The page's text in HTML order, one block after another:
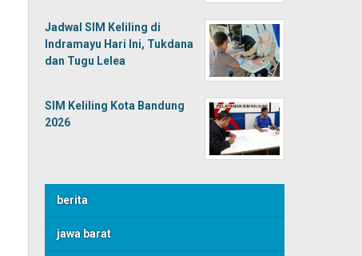
Jadwal SIM Keliling di
Indramayu Hari Ini, Tukdana
dan Tugu Lelea
SIM Keliling Kota Bandung
2026
berita
jawa barat